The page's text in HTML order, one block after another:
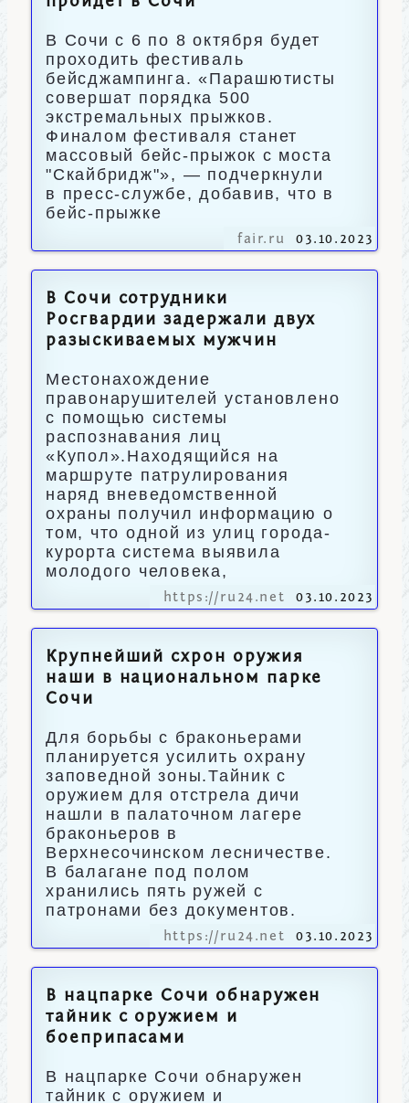
В Сочи с 6 по 8 октября будет
проходить фестиваль
бейсджампинга. «Парашютисты
совершат порядка 500
экстремальных прыжков.
Финалом фестиваля станет
массовый бейс-прыжок с моста
"Скайбридж"», — подчеркнули
в пресс-службе, добавив, что в
бейс-прыжке
fair.ru 03.10.2023
В Сочи сотрудники
Росгвардии задержали двух
разыскиваемых мужчин
Местонахождение
правонарушителей установлено
с помощью системы
распознавания лиц
«Купол».Находящийся на
маршруте патрулирования
наряд вневедомственной
охраны получил информацию о
том, что одной из улиц города-
курорта система выявила
молодого человека,
https://ru24.net 03.10.2023
Крупнейший схрон оружия
наши в национальном парке
Сочи
Для борьбы с браконьерами
планируется усилить охрану
заповедной зоны.Тайник с
оружием для отстрела дичи
нашли в палаточном лагере
браконьеров в
Верхнесочинском лесничестве.
В балагане под полом
хранились пять ружей с
патронами без документов.
https://ru24.net 03.10.2023
В нацпарке Сочи обнаружен
тайник с оружием и
боеприпасами
В нацпарке Сочи обнаружен
тайник с оружием и